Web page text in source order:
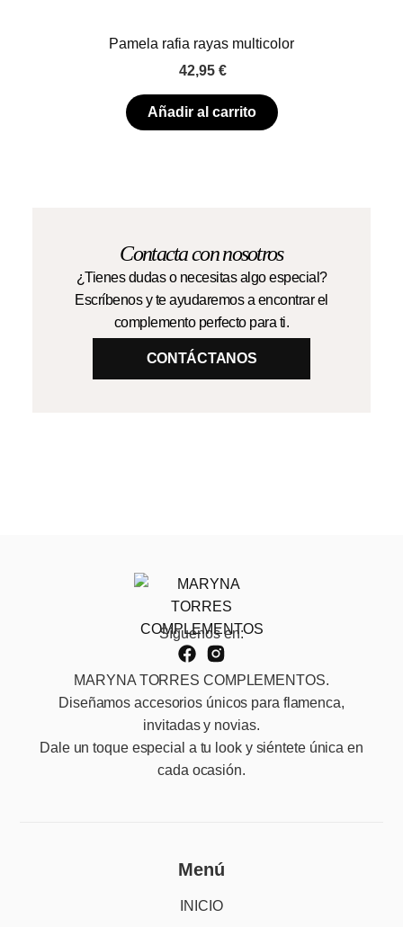
Pamela rafia rayas multicolor
42,95 €
Añadir al carrito
Contacta con nosotros
¿Tienes dudas o necesitas algo especial?
Escríbenos y te ayudaremos a encontrar el
complemento perfecto para ti.
CONTÁCTANOS
Síguenos en:
MARYNA TORRES COMPLEMENTOS.
Diseñamos accesorios únicos para flamenca,
invitadas y novias.
Dale un toque especial a tu look y siéntete única en
cada ocasión.
Menú
INICIO